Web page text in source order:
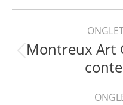
X
Navigation
deMontreux Art